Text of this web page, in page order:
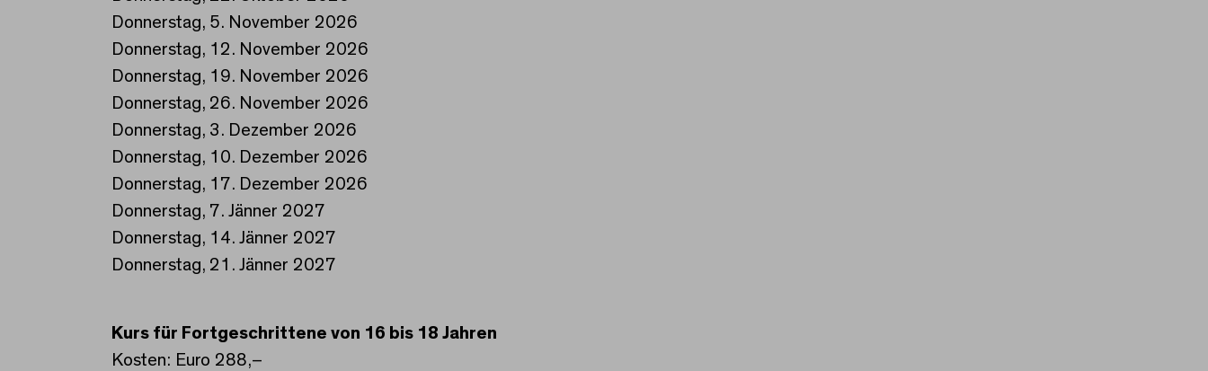
Donnerstag, 5. November 2026
Donnerstag, 12. November 2026
Donnerstag, 19. November 2026
Donnerstag, 26. November 2026
Donnerstag, 3. Dezember 2026
Donnerstag, 10. Dezember 2026
Donnerstag, 17. Dezember 2026
Donnerstag, 7. Jänner 2027
Donnerstag, 14. Jänner 2027
Donnerstag, 21. Jänner 2027
Kurs für Fortgeschrittene von 16 bis 18 Jahren
Kosten: Euro 288,–